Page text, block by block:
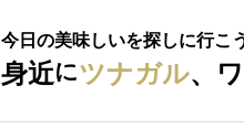
今日の美味しいを探しに行こう
身近にツナガル、